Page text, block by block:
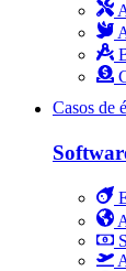
Casos de